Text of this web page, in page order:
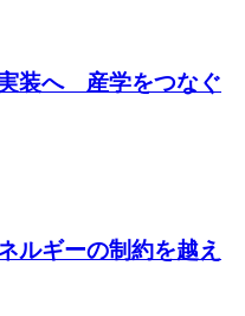
装へ 産学をつなぐ
ルギーの制約を越え